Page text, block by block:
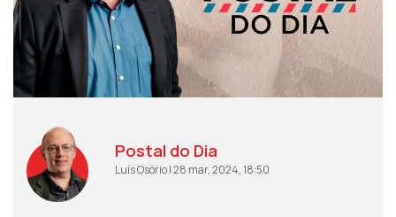
Postal do Dia
Luís Osório | 28 mar, 2024, 18:50